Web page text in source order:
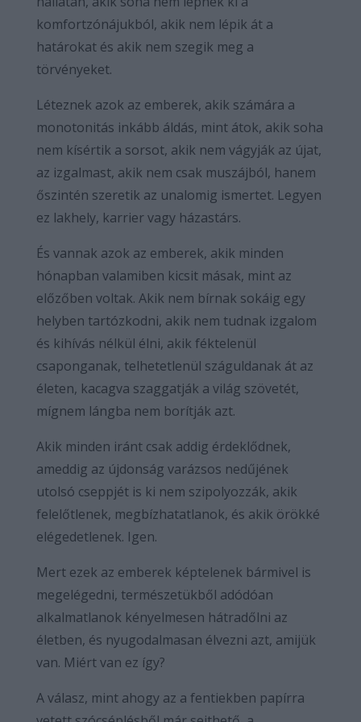
komfortzónájukból, akik nem lépik át a
határokat és akik nem szegik meg a
törvényeket.
Léteznek azok az emberek, akik számára a
monotonitás inkább áldás, mint átok, akik soha
nem kísértik a sorsot, akik nem vágyják az újat,
az izgalmast, akik nem csak muszájból, hanem
őszintén szeretik az unalomig ismertet. Legyen
ez lakhely, karrier vagy házastárs.
És vannak azok az emberek, akik minden
hónapban valamiben kicsit másak, mint az
előzőben voltak. Akik nem bírnak sokáig egy
helyben tartózkodni, akik nem tudnak izgalom
és kihívás nélkül élni, akik féktelenül
csaponganak, telhetetlenül száguldanak át az
életen, kacagva szaggatják a világ szövetét,
mígnem lángba nem borítják azt.
Akik minden iránt csak addig érdeklődnek,
ameddig az újdonság varázsos nedűjének
utolsó cseppjét is ki nem szipolyozzák, akik
felelőtlenek, megbízhatatlanok, és akik örökké
elégedetlenek. Igen.
Mert ezek az emberek képtelenek bármivel is
megelégedni, természetükből adódóan
alkalmatlanok kényelmesen hátradőlni az
életben, és nyugodalmasan élvezni azt, amijük
van. Miért van ez így?
A válasz, mint ahogy az a fentiekben papírra